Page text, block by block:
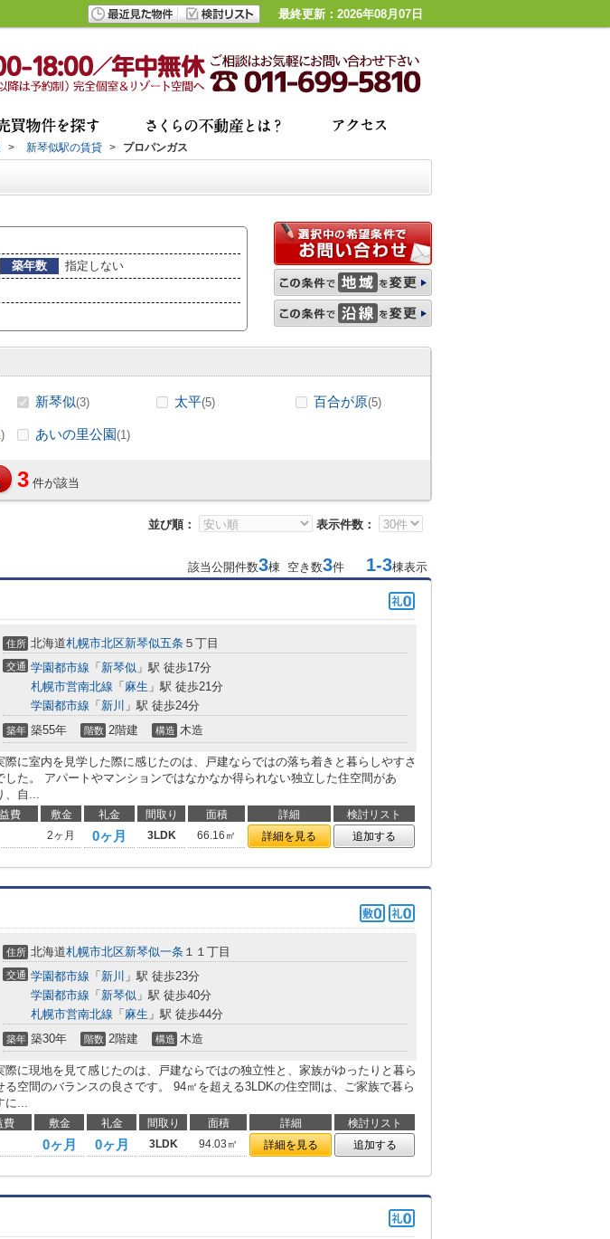
最終更新：2026年08月07日
> 新琴似駅の賃貸 > プロパンガス
築年数
指定しない
新琴似(3) 太平(5) 百合が原(5)
あいの里公園(1)
3 件が該当
並び順： 表示件数：
該当公開件数3棟 空き数3件 1-3棟表示
住所 北海道札幌市北区新琴似五条 ５丁目
交通 学園都市線 「 新琴似 」駅 徒歩17分
札幌市営南北線 「 麻生 」駅 徒歩21分
学園都市線 「 新川 」駅 徒歩24分
築年 築55年 階数 2階建 構造 木造
際に室内を見学した際に感じたのは、戸建ならではの落ち着きと暮らしやすさ
した。 アパートやマンションではなかなか得られない独立した住空間があ
、自...
費 敷金 礼金 間取り 面積 詳細
検討リスト
2ヶ月 0ヶ月 3LDK 66.16㎡ 詳細を見る 追加する
住所 北海道札幌市北区新琴似一条 １１丁目
交通 学園都市線 「 新川 」駅 徒歩23分
学園都市線 「 新琴似 」駅 徒歩40分
札幌市営南北線 「 麻生 」駅 徒歩44分
築年 築30年 階数 2階建 構造 木造
際に現地を見て感じたのは、戸建ならではの独立性と、家族がゆったりと暮ら
る空間のバランスの良さです。 94㎡を超える3LDKの住空間は、ご家族で暮ら
に...
費 敷金 礼金 間取り 面積 詳細
検討リスト
0ヶ月 0ヶ月 3LDK 94.03㎡ 詳細を見る 追加する